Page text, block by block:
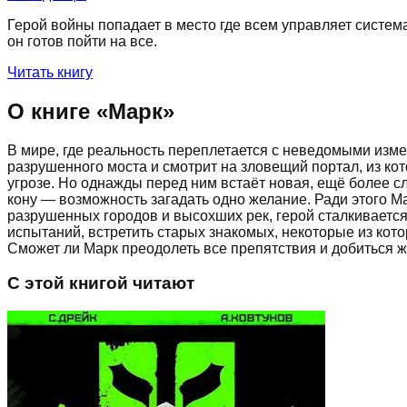
Герой войны попадает в место где всем управляет
он готов пойти на все.
Читать книгу
О книге «Марк»
В мире, где реальность переплетается с неведомыми
разрушенного моста и смотрит на зловещий портал, из
угрозе. Но однажды перед ним встаёт новая, ещё более
кону — возможность загадать одно желание. Ради этого
разрушенных городов и высохших рек, герой
испытаний, встретить старых знакомых, некоторые из
Сможет ли Марк преодолеть все препятствия и
С этой книгой читают